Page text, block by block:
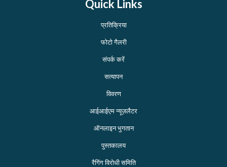
Quick Links
प्रतिक्रिया
फोटो गैलरी
संपर्क करें
सत्यापन
विवरण
आईआईएम न्यूज़लैटर
ऑनलाइन भुगतान
पुस्तकालय
रैगिंग विरोधी समिति